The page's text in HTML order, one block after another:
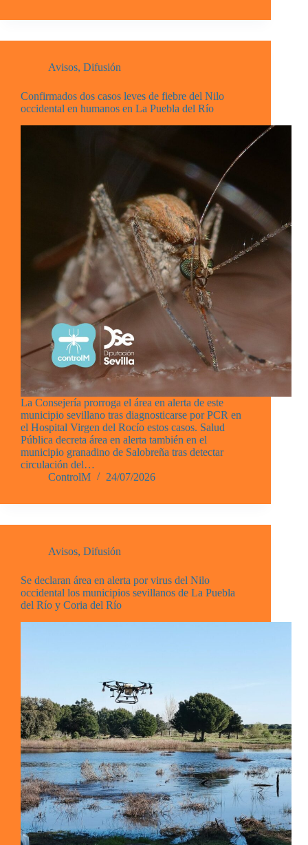
Avisos, Difusión
Confirmados dos casos leves de fiebre del Nilo
occidental en humanos en La Puebla del Río
La Consejería prorroga el área en alerta de este
municipio sevillano tras diagnosticarse por PCR en
el Hospital Virgen del Rocío estos casos. Salud
Pública decreta área en alerta también en el
municipio granadino de Salobreña tras detectar
circulación del…
ControlM
24/07/2026
Avisos, Difusión
Se declaran área en alerta por virus del Nilo
occidental los municipios sevillanos de La Puebla
del Río y Coria del Río